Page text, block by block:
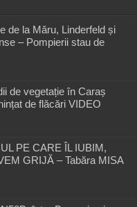
de la Măru, Linderfeld și
– Pompierii stau de
de vegetație în Caraș
de flăcări VIDEO
PE CARE ÎL IUBIM,
GRIJĂ – Tabăra MISA